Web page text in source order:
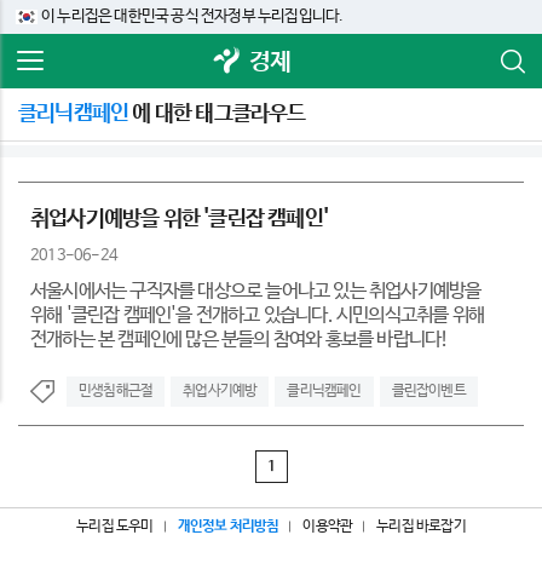
이 누리집은 대한민국 공식 전자정부 누리집입니다.
경제
클리닉캠페인 에 대한 태그클라우드
취업사기예방을 위한 '클린잡 캠페인'
2013-06-24
서울시에서는 구직자를 대상으로 늘어나고 있는 취업사기예방을
위해 '클린잡 캠페인'을 전개하고 있습니다. 시민의식고취를 위해
전개하는 본 캠페인에 많은 분들의 참여와 홍보를 바랍니다!
민생침해근절 취업사기예방 클리닉캠페인 클린잡이벤트
1
누리집 도우미 개인정보 처리방침 이용약관 누리집 바로잡기